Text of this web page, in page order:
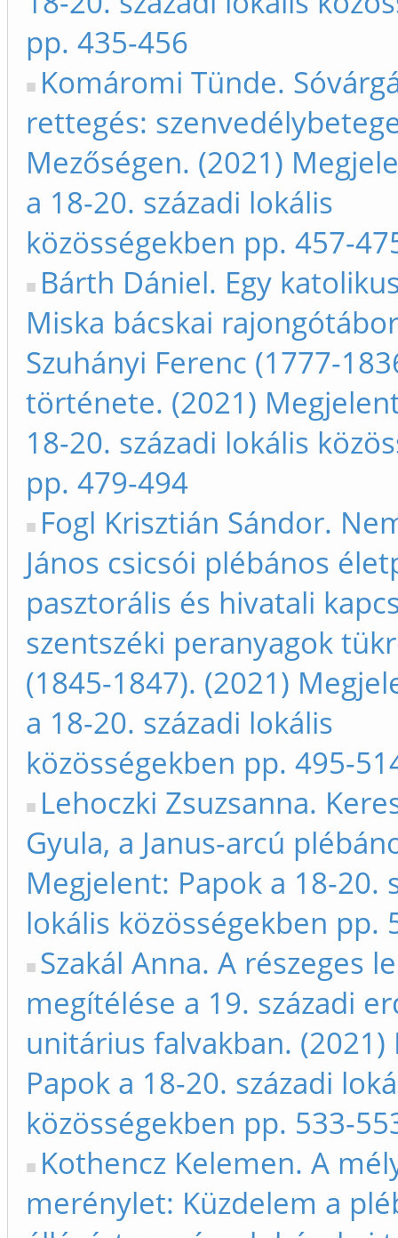
pp. 435-456
Komáromi Tünde.
rettegés:
Mezőségen. (2021)
a 18-20. századi lokális
közösségekben pp. 457-
Bárth Dániel. Egy
Miska bácskai
Szuhányi Ferenc (1777-
története. (2021)
18-20. századi lokális
pp. 479-494
Fogl Krisztián Sándor.
János csicsói plébános
pasztorális és hivatali
szentszéki peranyagok
(1845-1847). (2021)
a 18-20. századi lokális
közösségekben pp. 495-
Lehoczki Zsuzsanna.
Gyula, a Janus-arcú
Megjelent: Papok a 18-20.
lokális közösségekben pp.
Szakál Anna. A részeges
megítélése a 19. századi
unitárius falvakban.
Papok a 18-20. századi
közösségekben pp. 533-
Kothencz Kelemen. A
merénylet: Küzdelem a